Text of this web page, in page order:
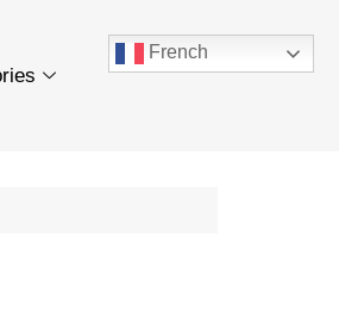
French